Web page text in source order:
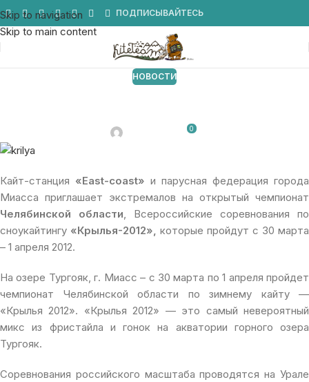
Skip to navigation
Skip to main content
ПОДПИСЫВАЙТЕСЬ
НОВОСТИ
0
Кайт-станция «East-coast» и парусная федерация города
Миасса приглашает экстремалов на открытый чемпионат
Челябинской области, Всероссийские соревнования по
сноукайтингу «Крылья-2012», которые пройдут с 30 марта
– 1 апреля 2012.
На озере Тургояк, г. Миасс – с 30 марта по 1 апреля пройдет
чемпионат Челябинской области по зимнему кайту —
«Крылья 2012». «Крылья 2012» — это самый невероятный
микс из фристайла и гонок на акватории горного озера
Тургояк.
Соревнования российского масштаба проводятся на Урале